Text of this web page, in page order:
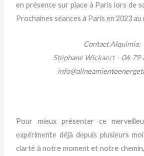
en présence sur place à Paris lors de
Prochaines séances à Paris en 2023 au
Contact Alquimia:
Stéphane Wickaert – 06-
Pour mieux présenter ce
expérimente déjà depuis plusieurs
clarté à notre moment et notre